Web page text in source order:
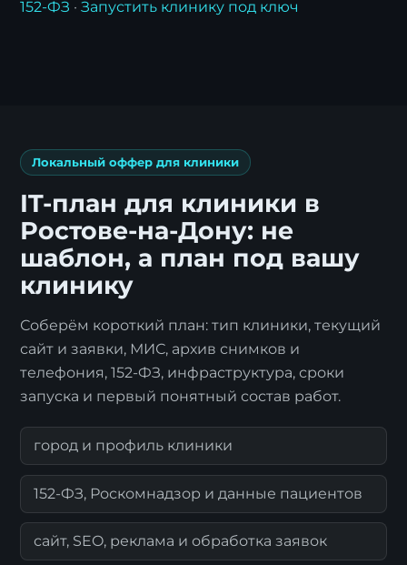
152-ФЗ ·Запустить клинику под ключ
Локальный оффер для клиники
IT-план для клиники в
Ростове-на-Дону: не
шаблон, а план под вашу
клинику
Соберём короткий план: тип клиники, текущий
сайт и заявки, МИС, архив снимков и
телефония, 152-ФЗ, инфраструктура, сроки
запуска и первый понятный состав работ.
город и профиль клиники
152-ФЗ, Роскомнадзор и данные пациентов
сайт, SEO, реклама и обработка заявок